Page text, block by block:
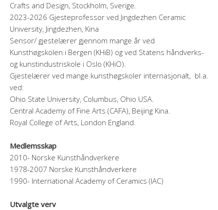
Crafts and Design, Stockholm, Sverige.
2023-2026 Gjesteprofessor ved Jingdezhen Ceramic
University, Jingdezhen, Kina
Sensor/ gjestelærer gjennom mange år ved
Kunsthøgskolen i Bergen (KHiB) og ved Statens håndverks-
og kunstindustriskole i Oslo (KHiO).
Gjestelærer ved mange kunsthøgskoler internasjonalt, bl.a.
ved:
Ohio State University, Columbus, Ohio USA.
Central Academy of Fine Arts (CAFA), Beijing Kina.
Royal College of Arts, London England.
Medlemsskap
2010- Norske Kunsthåndverkere
1978-2007 Norske Kunsthåndverkere
1990- International Academy of Ceramics (IAC)
Utvalgte verv